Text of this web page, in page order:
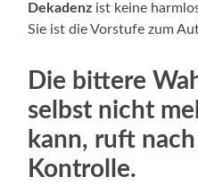
Dekadenz ist keine
Sie ist die Vorstufe zum
Die bittere
selbst nicht
kann, ruft
Kontrolle.